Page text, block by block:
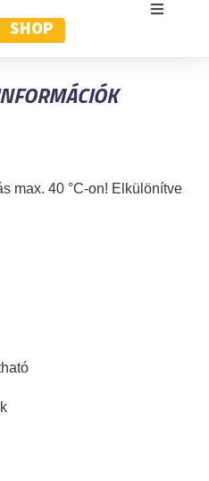
SHOP
max. 40 °C-on! Elkülönítve